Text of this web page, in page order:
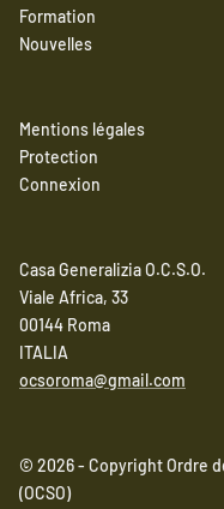
Formation
Nouvelles
Mentions légales
Protection
Connexion
Casa Generalizia O.C.S.O.
Viale Africa, 33
00144 Roma
ITALIA
ocsoroma@gmail.com
© 2026 - Copyright Ordre
(OCSO)